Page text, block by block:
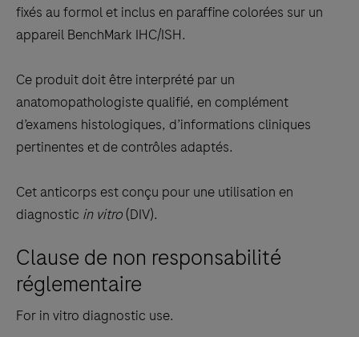
fixés au formol et inclus en paraffine colorées sur un
appareil BenchMark IHC/ISH.
Ce produit doit être interprété par un
anatomopathologiste qualifié, en complément
d’examens histologiques, d’informations cliniques
pertinentes et de contrôles adaptés.
Cet anticorps est conçu pour une utilisation en
diagnostic in vitro(DIV).
Clause de non responsabilité
réglementaire
For in vitro diagnostic use.